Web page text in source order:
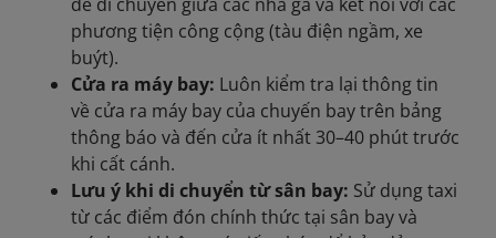
phương tiện công cộng (tàu điện ngầm, xe
buýt).
Cửa ra máy bay: Luôn kiểm tra lại thông tin
về cửa ra máy bay của chuyến bay trên bảng
thông báo và đến cửa ít nhất 30–40 phút trước
khi cất cánh.
Lưu ý khi di chuyển từ sân bay: Sử dụng taxi
từ các điểm đón chính thức tại sân bay và